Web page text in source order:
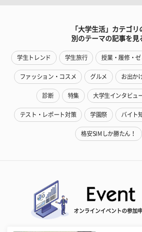
「大学生活」カテゴリ
別のテーマの記事を見
学生トレンド 学生旅行 授業・履修・ゼ
ファッション・コスメ グルメ お出か
診断 特集 大学生インタビュ
テスト・レポート対策 学園祭 バイト
格安SIMしか勝たん！
オンラインイベントの参加